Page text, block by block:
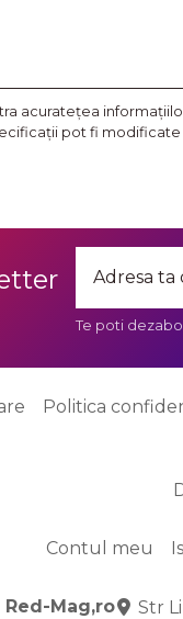
acurateţea
pot fi
Te poti
Politica
Contul meu
Red-Mag,ro Str